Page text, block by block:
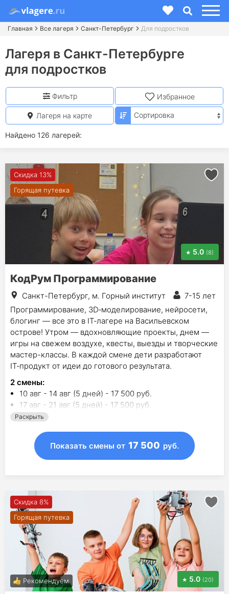
Главная Все лагеря Санкт-Петербург Для подростков
Лагеря в Санкт-Петербурге
для подростков
Найдено 126 лагерей:
Фильтр Избранное
Лагеря на карте
Скидка 13%
Горящая путевка
5.0 (8)
КодРум Программирование
Санкт-Петербург, м. Горный институт
7-15 лет
Программирование, 3D‑моделирование, нейросети,
блогинг — все это в IT‑лагере на Васильевском
острове! Утром — вдохновляющие проекты, днем —
игры на свежем воздухе, квесты, выезды и творческие
мастер-классы. В каждой смене дети разработают
IT‑продукт от идеи до готового результата.
2 смены:
10 авг - 14 авг (5 дней) - 17 500 руб.
17 авг - 21 авг (5 дней) - 17 500 руб.
Раскрыть
Показать смены от 17 500 руб.
Скидка 8%
Горящая путевка
Рекомендуем 5.0 (20)